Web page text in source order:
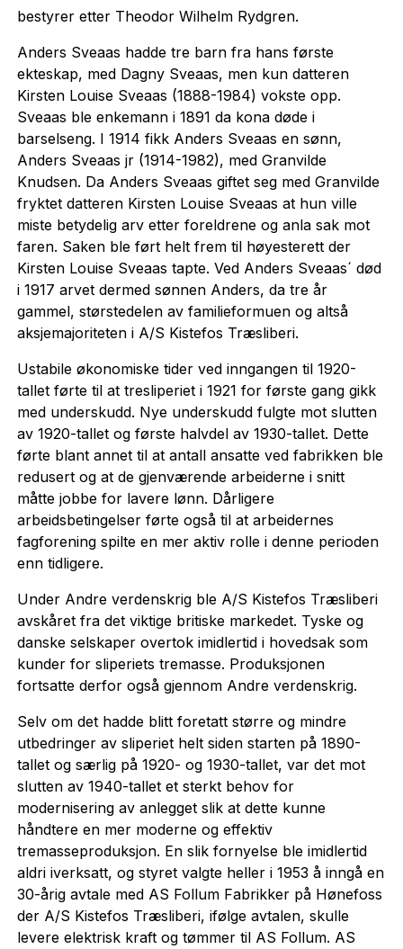
bestyrer etter Theodor Wilhelm Rydgren.
Anders Sveaas hadde tre barn fra hans første
ekteskap, med Dagny Sveaas, men kun datteren
Kirsten Louise Sveaas (1888-1984) vokste opp.
Sveaas ble enkemann i 1891 da kona døde i
barselseng. I 1914 fikk Anders Sveaas en sønn,
Anders Sveaas jr (1914-1982), med Granvilde
Knudsen. Da Anders Sveaas giftet seg med Granvilde
fryktet datteren Kirsten Louise Sveaas at hun ville
miste betydelig arv etter foreldrene og anla sak mot
faren. Saken ble ført helt frem til høyesterett der
Kirsten Louise Sveaas tapte. Ved Anders Sveaas´ død
i 1917 arvet dermed sønnen Anders, da tre år
gammel, størstedelen av familieformuen og altså
aksjemajoriteten i A/S Kistefos Træsliberi.
Ustabile økonomiske tider ved inngangen til 1920-
tallet førte til at tresliperiet i 1921 for første gang gikk
med underskudd. Nye underskudd fulgte mot slutten
av 1920-tallet og første halvdel av 1930-tallet. Dette
førte blant annet til at antall ansatte ved fabrikken ble
redusert og at de gjenværende arbeiderne i snitt
måtte jobbe for lavere lønn. Dårligere
arbeidsbetingelser førte også til at arbeidernes
fagforening spilte en mer aktiv rolle i denne perioden
enn tidligere.
Under Andre verdenskrig ble A/S Kistefos Træsliberi
avskåret fra det viktige britiske markedet. Tyske og
danske selskaper overtok imidlertid i hovedsak som
kunder for sliperiets tremasse. Produksjonen
fortsatte derfor også gjennom Andre verdenskrig.
Selv om det hadde blitt foretatt større og mindre
utbedringer av sliperiet helt siden starten på 1890-
tallet og særlig på 1920- og 1930-tallet, var det mot
slutten av 1940-tallet et sterkt behov for
modernisering av anlegget slik at dette kunne
håndtere en mer moderne og effektiv
tremasseproduksjon. En slik fornyelse ble imidlertid
aldri iverksatt, og styret valgte heller i 1953 å inngå en
30-årig avtale med AS Follum Fabrikker på Hønefoss
der A/S Kistefos Træsliberi, ifølge avtalen, skulle
levere elektrisk kraft og tømmer til AS Follum. AS